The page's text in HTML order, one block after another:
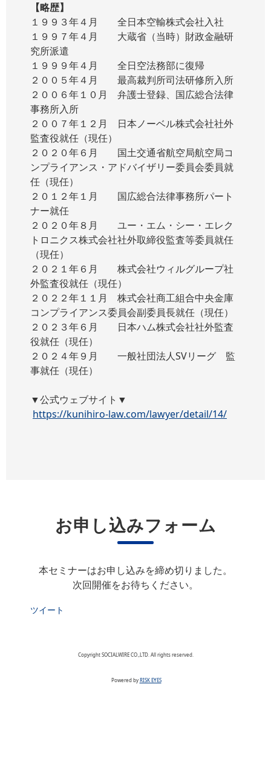
【略歴】
１９９３年４月 全日本空輸株式会社入社
１９９７年４月 大蔵省（当時）財政金融研
究所派遣
１９９９年４月 全日空法務部に復帰
２００５年４月 最高裁判所司法研修所入所
２００６年１０月 弁護士登録、国広総合法律
事務所入所
２００７年１２月 日本ノーベル株式会社社外
監査役就任（現任）
２０２０年６月 国土交通省航空局航空局コ
ンプライアンス・アドバイザリー委員会委員就
任（現任）
２０１２年１月 国広総合法律事務所パート
ナー就任
２０２０年８月 ユー・エム・シー・エレク
トロニクス株式会社社外取締役監査等委員就任
（現任）
２０２１年６月 株式会社ウィルグループ社
外監査役就任（現任）
２０２２年１１月 株式会社商工組合中央金庫
コンプライアンス委員会副委員長就任（現任）
２０２３年６月 日本ハム株式会社社外監査
役就任（現任）
２０２４年９月 一般社団法人SVリーグ 監
事就任（現任）
▼公式ウェブサイト▼
https://kunihiro-law.com/lawyer/detail/14/
お申し込みフォーム
本セミナーはお申し込みを締め切りました。
次回開催をお待ちください。
ツイート
Copyright SOCIALWIRE CO.,LTD. All rights reserved.
Powered byRISK EYES